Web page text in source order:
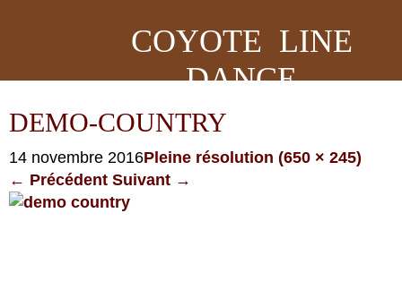
COYOTE LINE
DANCE
DEMO-COUNTRY
14 novembre 2016Pleine résolution (650 × 245)
← Précédent Suivant →